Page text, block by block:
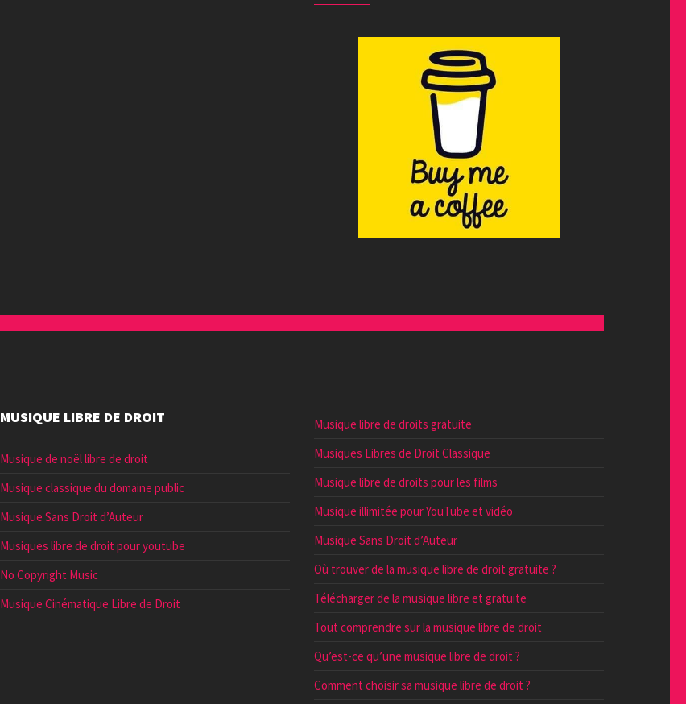
MUSIQUE LIBRE DE DROIT
Musique de noël libre de droit
Musique classique du domaine public
Musique Sans Droit d’Auteur
Musiques libre de droit pour youtube
No Copyright Music
Musique Cinématique Libre de Droit
Musique libre de droits gratuite
Musiques Libres de Droit Classique
Musique libre de droits pour les films
Musique illimitée pour YouTube et vidéo
Musique Sans Droit d’Auteur
Où trouver de la musique libre de droit gratuite ?
Télécharger de la musique libre et gratuite
Tout comprendre sur la musique libre de droit
Qu’est-ce qu’une musique libre de droit ?
Comment choisir sa musique libre de droit ?